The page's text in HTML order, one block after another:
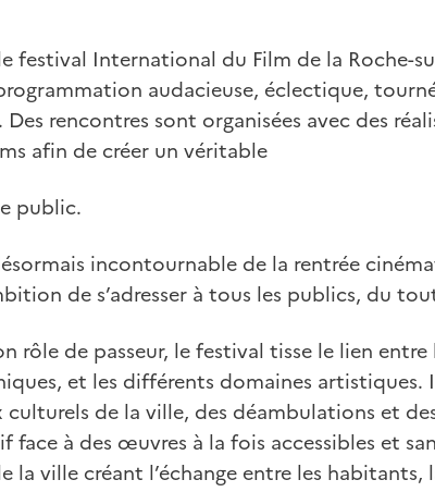
festival International du Film de la Roche-
audacieuse, éclectique,
rencontres sont organisées avec des
afin de créer un véritable
public.
incontournable de la rentrée
de s’adresser à tous les publics, du
rôle de passeur, le festival tisse le lien entre
et les différents domaines artistiques.
de la ville, des déambulations et
face à des œuvres à la fois accessibles et
la ville créant l’échange entre les